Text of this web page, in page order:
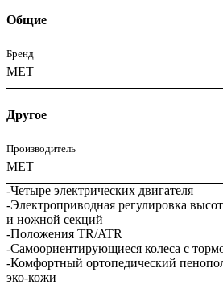
Общие
Бренд
MET
Другое
Производитель
МЕТ
-Четыре электрических двигателя
-Электроприводная регулировка
и ножной секций
-Положения TR/ATR
-Самоориентирующиеся колеса с
-Комфортный ортопедический
эко-кожи